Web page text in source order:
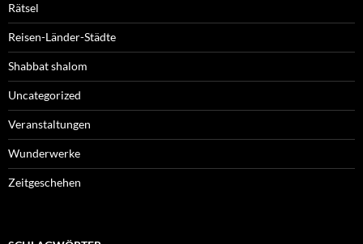
Rätsel
Reisen-Länder-Städte
Shabbat shalom
Uncategorized
Veranstaltungen
Wunderwerke
Zeitgeschehen